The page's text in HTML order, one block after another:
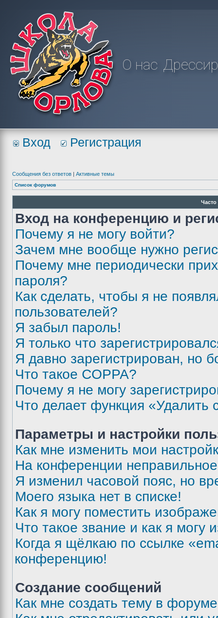
О нас
Вход Регистрация
Сообщения без ответов | Активные темы
Список форумов
Вход на конференцию и
Почему я не могу войти?
Зачем мне вообще нужно
Почему мне периодически
пароля?
Как сделать, чтобы я не
пользователей?
Я забыл пароль!
Я только что
Я давно зарегистрирован, но
Что такое COPPA?
Почему я не могу
Что делает функция «Удалить
Параметры и настройки
Как мне изменить мои
На конференции
Я изменил часовой пояс, но
Моего языка нет в списке!
Как я могу поместить
Что такое звание и как я могу
Когда я щёлкаю по ссылке
конференцию!
Создание сообщений
Как мне создать тему в